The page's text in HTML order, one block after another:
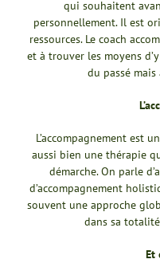
qui souhaitent
personnellement. Il est
ressources. Le coach
et à trouver les moyens
du passé
L’accompagnement est
aussi bien une thérapie
démarche. On parle
d’accompagnement
souvent une approche
dans sa
Et